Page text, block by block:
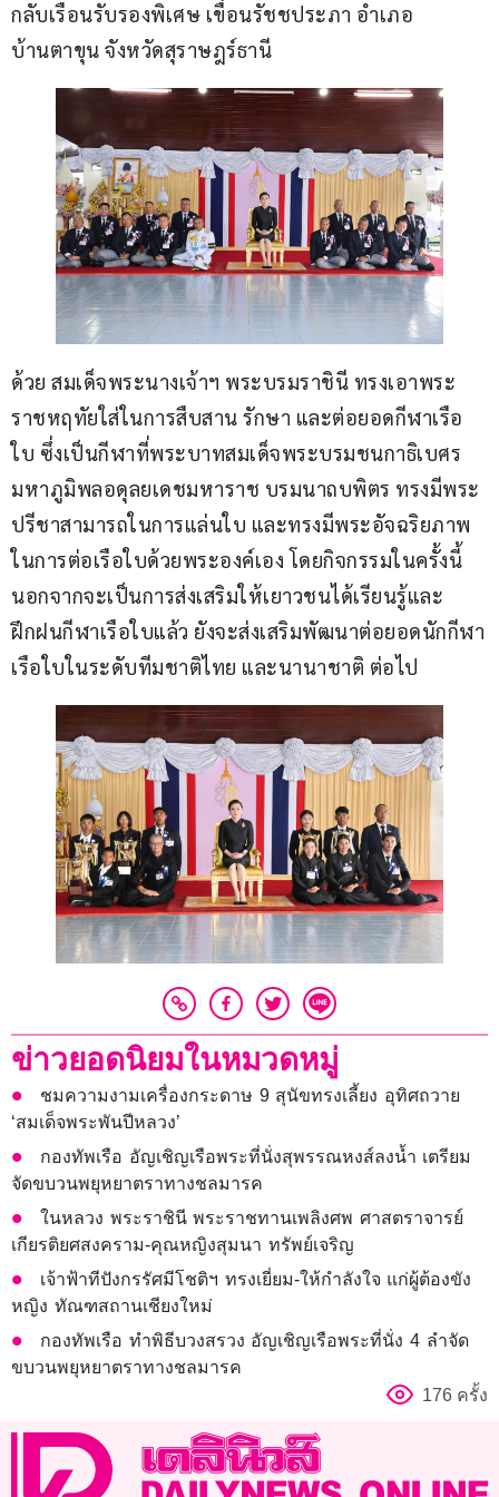
กลับเรือนรับรองพิเศษ เขื่อนรัชชประภา อำเภอ
บ้านตาขุน จังหวัดสุราษฎร์ธานี
ด้วย สมเด็จพระนางเจ้าฯ พระบรมราชินี ทรงเอาพระ
ราชหฤทัยใส่ในการสืบสาน รักษา และต่อยอดกีฬาเรือ
ใบ ซึ่งเป็นกีฬาที่พระบาทสมเด็จพระบรมชนกาธิเบศร
มหาภูมิพลอดุลยเดชมหาราช บรมนาถบพิตร ทรงมีพระ
ปรีชาสามารถในการแล่นใบ และทรงมีพระอัจฉริยภาพ
ในการต่อเรือใบด้วยพระองค์เอง โดยกิจกรรมในครั้งนี้
นอกจากจะเป็นการส่งเสริมให้เยาวชนได้เรียนรู้และ
ฝึกฝนกีฬาเรือใบแล้ว ยังจะส่งเสริมพัฒนาต่อยอดนักกีฬา
เรือใบในระดับทีมชาติไทย และนานาชาติ ต่อไป
ข่าวยอดนิยมในหมวดหมู่
ชมความงามเครื่องกระดาษ 9 สุนัขทรงเลี้ยง อุทิศถวาย
‘สมเด็จพระพันปีหลวง’
กองทัพเรือ อัญเชิญเรือพระที่นั่งสุพรรณหงส์ลงน้ำ เตรียม
จัดขบวนพยุหยาตราทางชลมารค
ในหลวง พระราชินี พระราชทานเพลิงศพ ศาสตราจารย์
เกียรติยศสงคราม-คุณหญิงสุมนา ทรัพย์เจริญ
เจ้าฟ้าทีปังกรรัศมีโชติฯ ทรงเยี่ยม-ให้กำลังใจ แก่ผู้ต้องขัง
หญิง ทัณฑสถานเชียงใหม่
กองทัพเรือ ทำพิธีบวงสรวง อัญเชิญเรือพระที่นั่ง 4 ลำจัด
ขบวนพยุหยาตราทางชลมารค
176 ครั้ง